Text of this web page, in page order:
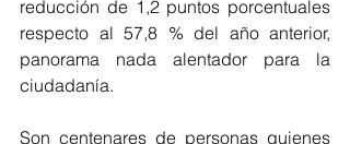
reducción de 1,2 puntos porcentuales
respecto al 57,8 % del año anterior,
panorama nada alentador para la
ciudadanía.
Son centenares de personas quienes